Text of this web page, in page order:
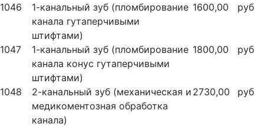
1046
1-канальный зуб (пломбирование
канала гутаперчивыми
штифтами)
1600,00 руб
1047
1-канальный зуб (пломбирование
канала конус гутаперчивыми
штифтами)
1800,00 руб
1048
2-канальный зуб (механическая и
медикоментозная обработка
канала)
2730,00 руб